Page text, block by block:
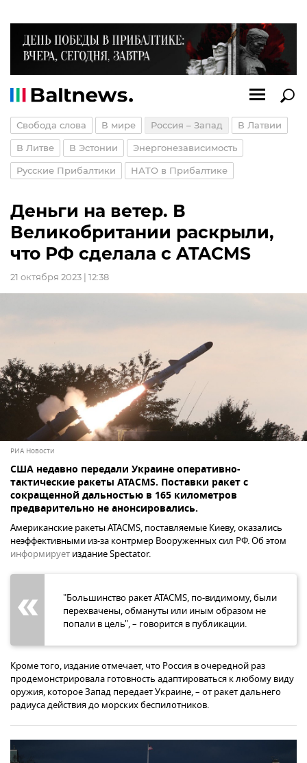
Свобода слова В мире Россия – Запад В Латвии
В Литве В Эстонии Энергонезависимость
Русские Прибалтики НАТО в Прибалтике
Деньги на ветер. В
Великобритании раскрыли,
что РФ сделала с ATACMS
21 октября 2023 | 12:38
РИА Новости
США недавно передали Украине оперативно-
тактические ракеты ATACMS. Поставки ракет с
сокращенной дальностью в 165 километров
предварительно не анонсировались.
Американские ракеты ATACMS, поставляемые Киеву, оказались
неэффективными из-за контрмер Вооруженных сил РФ. Об этом
информирует издание Spectator.
"Большинство ракет ATACMS, по-видимому, были
перехвачены, обмануты или иным образом не
попали в цель", – говорится в публикации.
Кроме того, издание отмечает, что Россия в очередной раз
продемонстрировала готовность адаптироваться к любому виду
оружия, которое Запад передает Украине, – от ракет дальнего
радиуса действия до морских беспилотников.